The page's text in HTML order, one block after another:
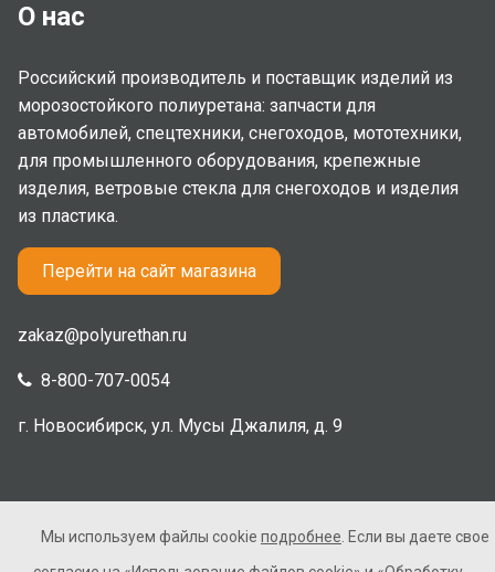
О нас
Российский производитель и поставщик изделий из
морозостойкого полиуретана: запчасти для
автомобилей, спецтехники, снегоходов, мототехники,
для промышленного оборудования, крепежные
изделия, ветровые стекла для снегоходов и изделия
из пластика.
Перейти на сайт магазина
zakaz@polyurethan.ru
8-800-707-0054
г. Новосибирск, ул. Мусы Джалиля, д. 9
2005-2026 © Полиуретан. Все права защищены. Не
Мы используем файлы cookie подробнее . Если вы даете свое